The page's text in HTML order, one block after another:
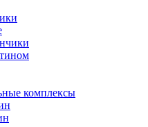
комплексы